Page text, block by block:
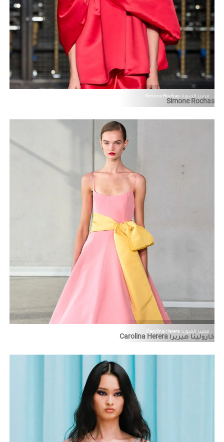
مصدر الصورة: Simone Rochas
Simone Rochas
مصدر الصورة: Carolina Herera
كارولينا هيريرا Carolina Herera